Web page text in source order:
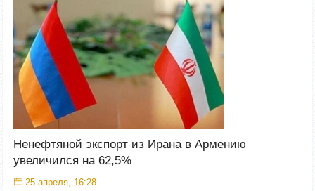
Ненефтяной экспорт из Ирана в Армению
увеличился на 62,5%
25 апреля, 16:28